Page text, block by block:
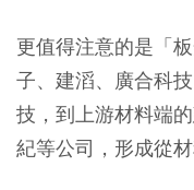
更值得注意的是「
子、建滔、廣合科
技，到上游材料端
紀等公司，形成從